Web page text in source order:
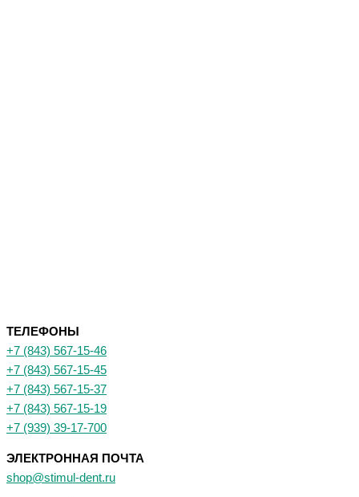
ТЕЛЕФОНЫ
+7 (843) 567-15-46
+7 (843) 567-15-45
+7 (843) 567-15-37
+7 (843) 567-15-19
+7 (939) 39-17-700
ЭЛЕКТРОННАЯ ПОЧТА
shop@stimul-dent.ru